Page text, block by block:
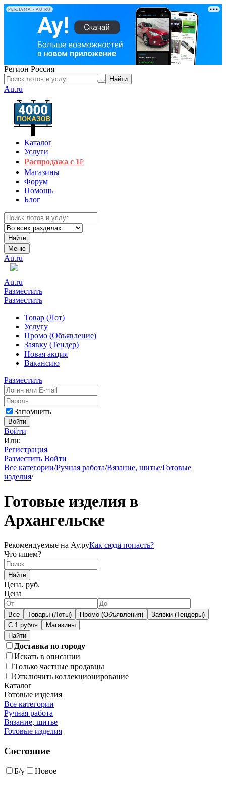
РЕКЛАМА • AU.RU
Регион Россия
Найти
Au.ru
Каталог
Услуги
Распродажа с 1₽
Магазины
Форум
Помощь
Блог
Найти
Меню
Au.ru
Au.ru
Разместить
Разместить
Товар (Лот)
Услугу
Промо (Объявление)
Заявку (Тендер)
Новая акция
Вакансию
Разместить
Запомнить
Войти
Войти
Или:
Регистрация
Разместить Войти
Все категории/Ручная работа/Вязание, шитье/Готовые
изделия/
Готовые изделия в
Архангельске
Рекомендуемые на Ау.руКак сюда попасть?
Что ищем?
Найти
Цена, руб.
Цена
Все Товары (Лоты) Промо (Объявления)
Заявки (Тендеры)
С 1 рубля
Магазины
Доставка по городу
Искать в описании
Только частные продавцы
Отключить коллекционирование
Каталог
Готовые изделия
Все категории
Ручная работа
Вязание, шитье
Готовые изделия
Состояние
Б/у Новое